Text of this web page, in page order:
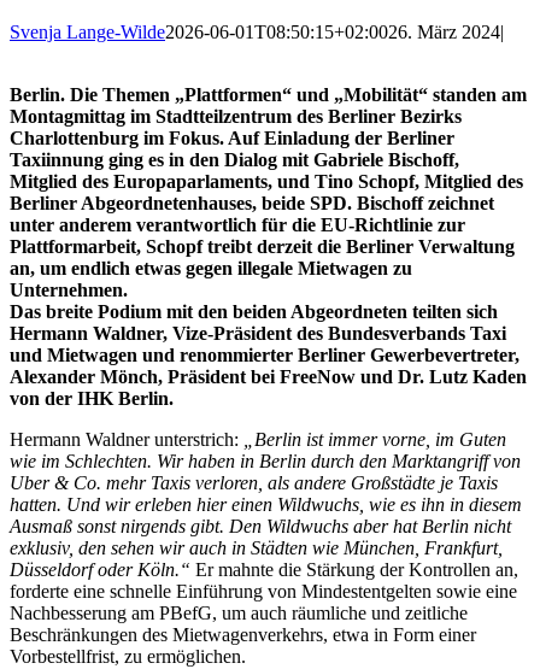
Svenja Lange-Wilde2026-06-01T08:50:15+02:0026. März 2024|
Berlin. Die Themen „Plattformen“ und „Mobilität“ standen am
Montagmittag im Stadtteilzentrum des Berliner Bezirks
Charlottenburg im Fokus. Auf Einladung der Berliner
Taxiinnung ging es in den Dialog mit Gabriele Bischoff,
Mitglied des Europaparlaments, und Tino Schopf, Mitglied des
Berliner Abgeordnetenhauses, beide SPD. Bischoff zeichnet
unter anderem verantwortlich für die EU-Richtlinie zur
Plattformarbeit, Schopf treibt derzeit die Berliner Verwaltung
an, um endlich etwas gegen illegale Mietwagen zu
Unternehmen.
Das breite Podium mit den beiden Abgeordneten teilten sich
Hermann Waldner, Vize-Präsident des Bundesverbands Taxi
und Mietwagen und renommierter Berliner Gewerbevertreter,
Alexander Mönch, Präsident bei FreeNow und Dr. Lutz Kaden
von der IHK Berlin.
Hermann Waldner unterstrich: „Berlin ist immer vorne, im Guten
wie im Schlechten. Wir haben in Berlin durch den Marktangriff von
Uber & Co. mehr Taxis verloren, als andere Großstädte je Taxis
hatten. Und wir erleben hier einen Wildwuchs, wie es ihn in diesem
Ausmaß sonst nirgends gibt. Den Wildwuchs aber hat Berlin nicht
exklusiv, den sehen wir auch in Städten wie München, Frankfurt,
Düsseldorf oder Köln.“ Er mahnte die Stärkung der Kontrollen an,
forderte eine schnelle Einführung von Mindestentgelten sowie eine
Nachbesserung am PBefG, um auch räumliche und zeitliche
Beschränkungen des Mietwagenverkehrs, etwa in Form einer
Vorbestellfrist, zu ermöglichen.